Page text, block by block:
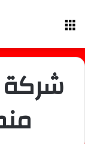
شركة